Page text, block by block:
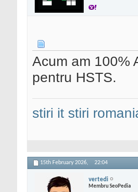
Acum am 100%
pentru HSTS.
stiri it stiri
15th February 2026, 22:04
vertedi
Membru SeoPedia